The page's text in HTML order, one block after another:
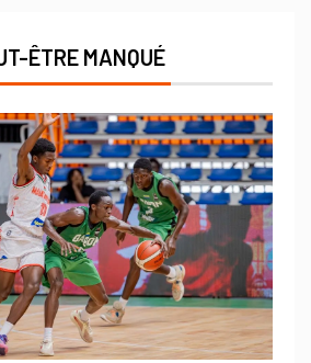
ÊTRE MANQUÉ